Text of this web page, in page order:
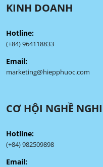
KINH DOANH
Hotline:
(+84) 964118833
Email:
marketing@hiepphuoc.com
CƠ HỘI NGHỀ
Hotline:
(+84) 982509898
Email: